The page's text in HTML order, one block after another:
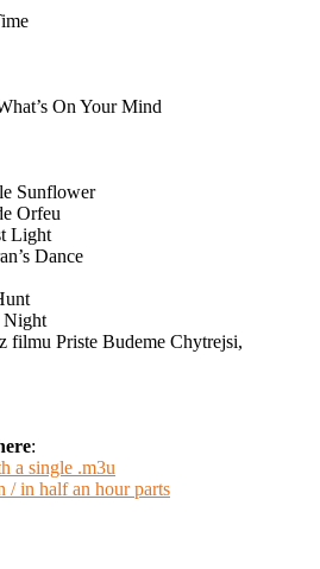
On Your Mind
Sunflower
Orfeu
Light
Dance
Night
filmu Priste Budeme Chytrejsi,
:
a single .m3u
/ in half an hour parts